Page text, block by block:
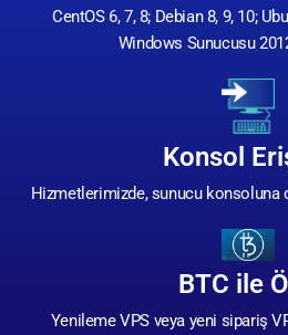
CentOS 6, 7, 8; Debian 8, 9, 10;
Windows Sunucusu
Konsol
Hizmetlerimizde, sunucu konsoluna
BTC ile
Yenileme VPS veya yeni sipariş